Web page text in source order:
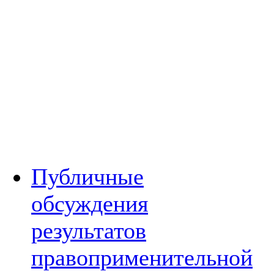
Публичные
обсуждения
результатов
правоприменительной